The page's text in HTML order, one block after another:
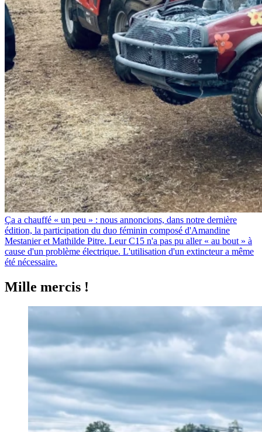
Ça a chauffé « un peu » : nous annoncions, dans notre dernière
édition, la participation du duo féminin composé d'Amandine
Mestanier et Mathilde Pitre. Leur C15 n'a pas pu aller « au bout » à
cause d'un problème électrique. L'utilisation d'un extincteur a même
été nécessaire.
Mille mercis !